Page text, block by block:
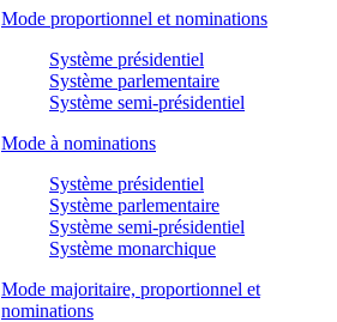
Mode proportionnel et nominations
Système présidentiel
Système parlementaire
Système semi-présidentiel
Mode à nominations
Système présidentiel
Système parlementaire
Système semi-présidentiel
Système monarchique
Mode majoritaire, proportionnel et
nominations